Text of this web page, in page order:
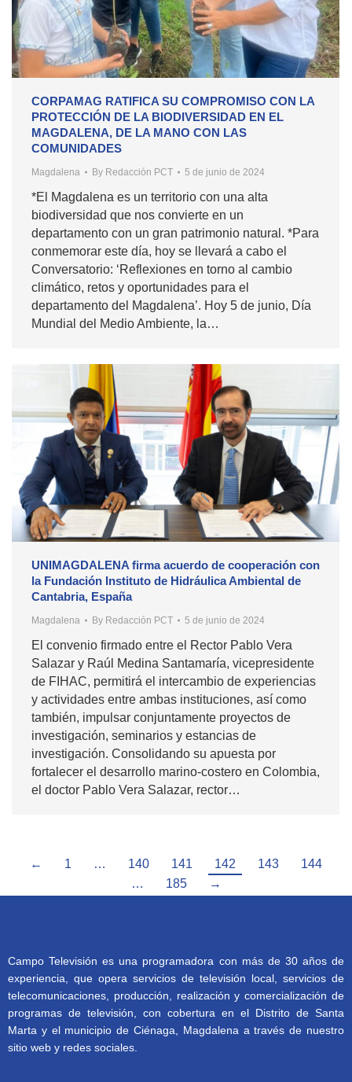
CORPAMAG RATIFICA SU COMPROMISO CON LA
PROTECCIÓN DE LA BIODIVERSIDAD EN EL
MAGDALENA, DE LA MANO CON LAS
COMUNIDADES
Magdalena By Redacción PCT 5 de junio de 2024
*El Magdalena es un territorio con una alta
biodiversidad que nos convierte en un
departamento con un gran patrimonio natural. *Para
conmemorar este día, hoy se llevará a cabo el
Conversatorio: ‘Reflexiones en torno al cambio
climático, retos y oportunidades para el
departamento del Magdalena’. Hoy 5 de junio, Día
Mundial del Medio Ambiente, la…
UNIMAGDALENA firma acuerdo de cooperación con
la Fundación Instituto de Hidráulica Ambiental de
Cantabria, España
Magdalena By Redacción PCT 5 de junio de 2024
El convenio firmado entre el Rector Pablo Vera
Salazar y Raúl Medina Santamaría, vicepresidente
de FIHAC, permitirá el intercambio de experiencias
y actividades entre ambas instituciones, así como
también, impulsar conjuntamente proyectos de
investigación, seminarios y estancias de
investigación. Consolidando su apuesta por
fortalecer el desarrollo marino-costero en Colombia,
el doctor Pablo Vera Salazar, rector…
← 1 … 140 141 142 143
144
…
185 →
Campo Televisión es una programadora con más de 30 años de
experiencia, que opera servicios de televisión local, servicios de
telecomunicaciones, producción, realización y comercialización de
programas de televisión, con cobertura en el Distrito de Santa
Marta y el municipio de Ciénaga, Magdalena a través de nuestro
sitio web y redes sociales.